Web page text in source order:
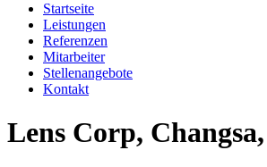
Startseite
Leistungen
Referenzen
Mitarbeiter
Stellenangebote
Kontakt
Lens Corp,